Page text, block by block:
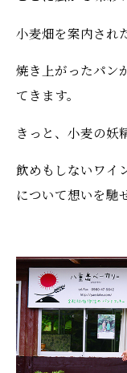
小麦畑を案内され
焼き上がったパン
てきます。
きっと、小麦の妖
飲めもしないワイ
について想いを馳